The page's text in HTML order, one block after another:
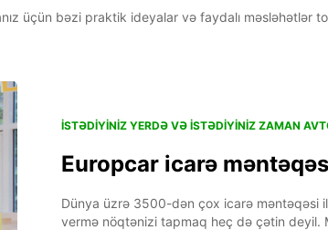
üçün bəzi praktik ideyalar və faydalı məsləhətlər
İSTƏDIYINIZ YERDƏ VƏ ISTƏDIYINIZ ZAMAN
Europcar icarə
Dünya üzrə 3500-dən çox icarə məntəqəsi
vermə nöqtənizi tapmaq heç də çətin deyil.